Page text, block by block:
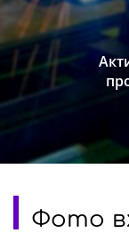
Фото